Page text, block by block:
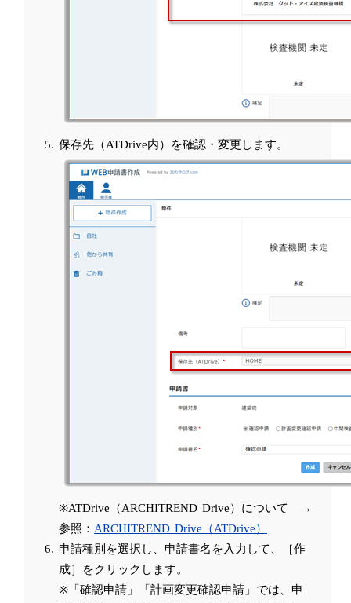
保存先（ATDrive内）を確認・変更します。
※ATDrive（ARCHITREND Drive）について →
参照： ARCHITREND Drive（ATDrive）
申請種別を選択し、申請書名を入力して、［作
成］をクリックします。
※「確認申請」「計画変更確認申請」では、申